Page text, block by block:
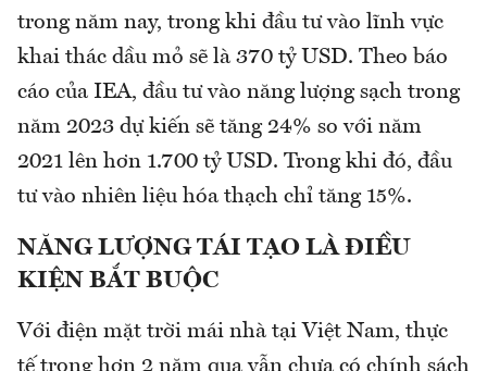
trong năm nay, trong khi đầu tư vào lĩnh vực
khai thác dầu mỏ sẽ là 370 tỷ USD. Theo báo
cáo của IEA, đầu tư vào năng lượng sạch trong
năm 2023 dự kiến sẽ tăng 24% so với năm
2021 lên hơn 1.700 tỷ USD. Trong khi đó, đầu
tư vào nhiên liệu hóa thạch chỉ tăng 15%.
NĂNG LƯỢNG TÁI TẠO LÀ ĐIỀU
KIỆN BẮT BUỘC
Với điện mặt trời mái nhà tại Việt Nam, thực
tế trong hơn 2 năm qua vẫn chưa có chính sách